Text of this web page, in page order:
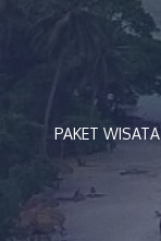
PAKET WISATA